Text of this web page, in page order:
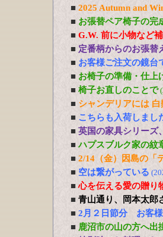
■ 2025 Autumn and
■ お張替ペア椅子の完
■ G.W. 前に小物など
■ 定番柄からのお張替
■ お客様ご注文の鏡台
■ お椅子の準備・仕上
■ 椅子お直しのことで
■ シャンデリアには
■ こちらも入荷しまし
■ 英国の家具シリー
■ ハプスブルク家の紋
■ 2/14（金）因島の「
■ 空は繋がっている
■ 心を伝える愛の贈
■ 青山通り、岡本太郎
■ 2月２日節分 お客様
■ 鹿沼市の山の方へ出